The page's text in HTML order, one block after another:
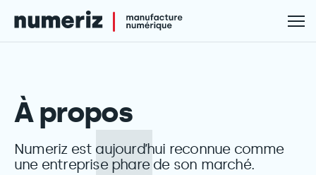
À propos
Numeriz est aujourd’hui reconnue comme
une entreprise phare de son marché.